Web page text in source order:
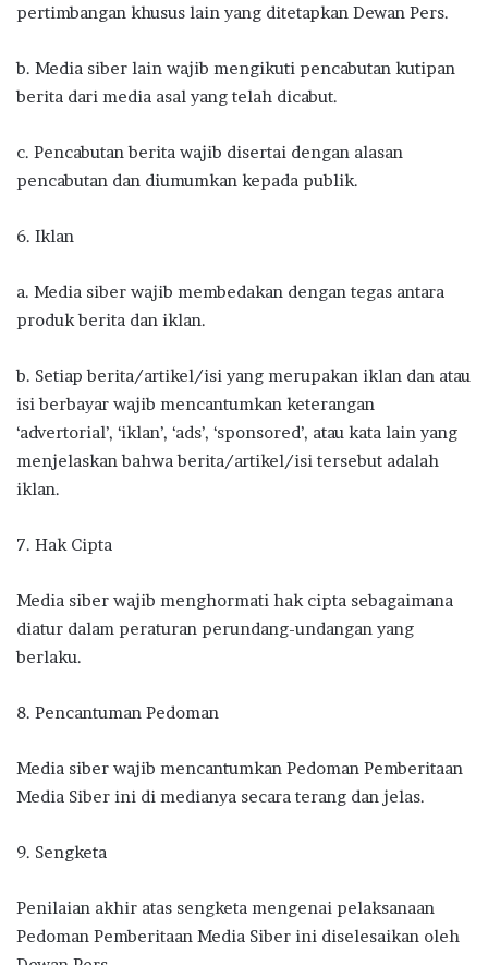
pertimbangan khusus lain yang ditetapkan Dewan Pers.
b. Media siber lain wajib mengikuti pencabutan kutipan
berita dari media asal yang telah dicabut.
c. Pencabutan berita wajib disertai dengan alasan
pencabutan dan diumumkan kepada publik.
6. Iklan
a. Media siber wajib membedakan dengan tegas antara
produk berita dan iklan.
b. Setiap berita/artikel/isi yang merupakan iklan dan atau
isi berbayar wajib mencantumkan keterangan
‘advertorial’, ‘iklan’, ‘ads’, ‘sponsored’, atau kata lain yang
menjelaskan bahwa berita/artikel/isi tersebut adalah
iklan.
7. Hak Cipta
Media siber wajib menghormati hak cipta sebagaimana
diatur dalam peraturan perundang-undangan yang
berlaku.
8. Pencantuman Pedoman
Media siber wajib mencantumkan Pedoman Pemberitaan
Media Siber ini di medianya secara terang dan jelas.
9. Sengketa
Penilaian akhir atas sengketa mengenai pelaksanaan
Pedoman Pemberitaan Media Siber ini diselesaikan oleh